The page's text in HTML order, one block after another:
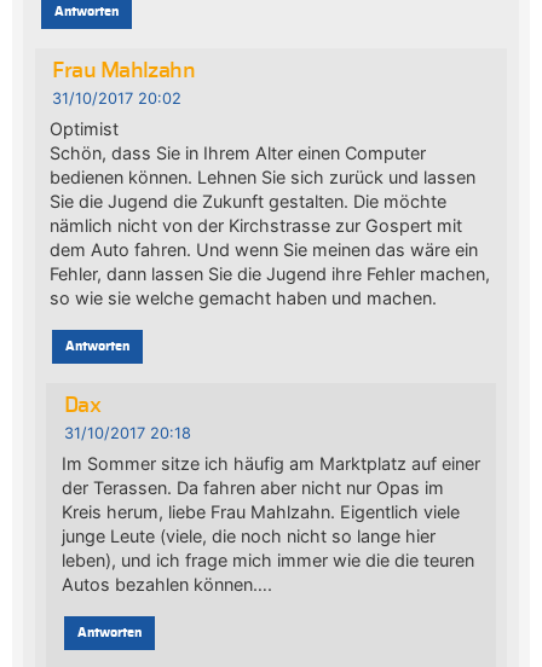
Antworten
Frau Mahlzahn
31/10/2017 20:02
Optimist
Schön, dass Sie in Ihrem Alter einen Computer
bedienen können. Lehnen Sie sich zurück und lassen
Sie die Jugend die Zukunft gestalten. Die möchte
nämlich nicht von der Kirchstrasse zur Gospert mit
dem Auto fahren. Und wenn Sie meinen das wäre ein
Fehler, dann lassen Sie die Jugend ihre Fehler machen,
so wie sie welche gemacht haben und machen.
Antworten
Dax
31/10/2017 20:18
Im Sommer sitze ich häufig am Marktplatz auf einer
der Terassen. Da fahren aber nicht nur Opas im
Kreis herum, liebe Frau Mahlzahn. Eigentlich viele
junge Leute (viele, die noch nicht so lange hier
leben), und ich frage mich immer wie die die teuren
Autos bezahlen können….
Antworten